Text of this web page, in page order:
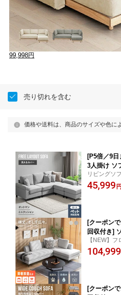
99,998円
売り切れを含む
価格や送料は、商品のサイズや色に
[P5倍／9
3人掛け ソ
バーリング
字型 ソフ
リビングソ
ソファー ロ
ソファー ソ
45,999 円
[クーポン
回収付き]
け 洗える
ウチソファ
【NEW】
ファ 撥水 ペ
ット対応 ド
104,999
[クーポン